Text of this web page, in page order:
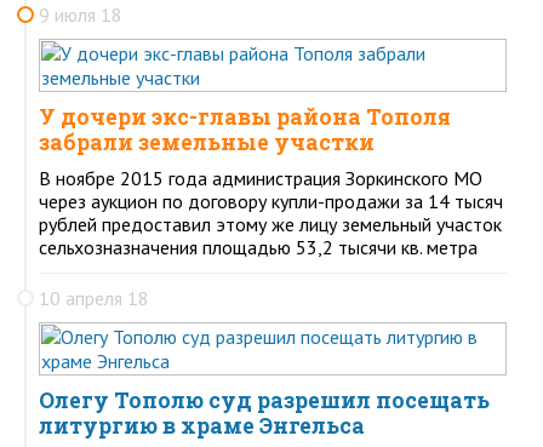
9 июля 18
У дочери экс-главы района Тополя
забрали земельные участки
В ноябре 2015 года администрация Зоркинского МО
через аукцион по договору купли-продажи за 14 тысяч
рублей предоставил этому же лицу земельный участок
сельхозназначения площадью 53,2 тысячи кв. метра
10 апреля 18
Олегу Тополю суд разрешил посещать
литургию в храме Энгельса